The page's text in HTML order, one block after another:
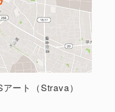
ート（Strava）